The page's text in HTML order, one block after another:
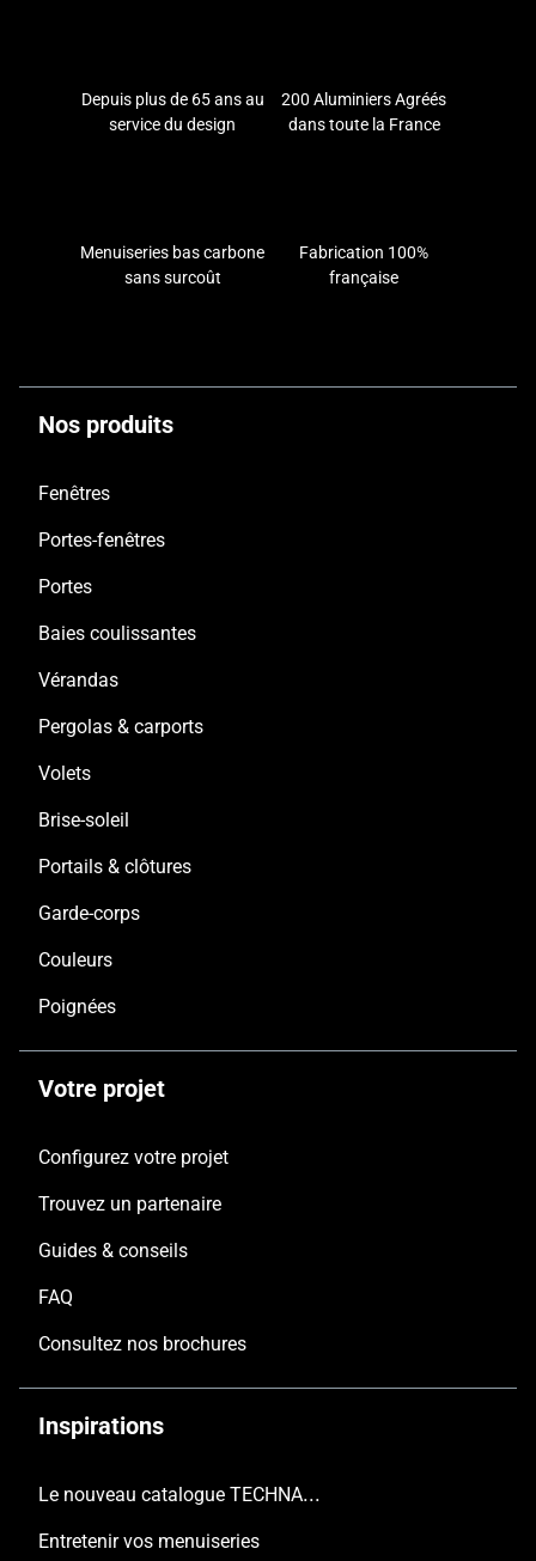
Depuis plus de 65 ans au
service du design
200 Aluminiers Agréés
dans toute la France
Menuiseries bas carbone
sans surcoût
Fabrication 100%
française
Nos produits
Fenêtres
Portes-fenêtres
Portes
Baies coulissantes
Vérandas
Pergolas & carports
Volets
Brise-soleil
Portails & clôtures
Garde-corps
Couleurs
Poignées
Votre projet
Configurez votre projet
Trouvez un partenaire
Guides & conseils
FAQ
Consultez nos brochures
Inspirations
Le nouveau catalogue TECHNAL est arrivé
Entretenir vos menuiseries